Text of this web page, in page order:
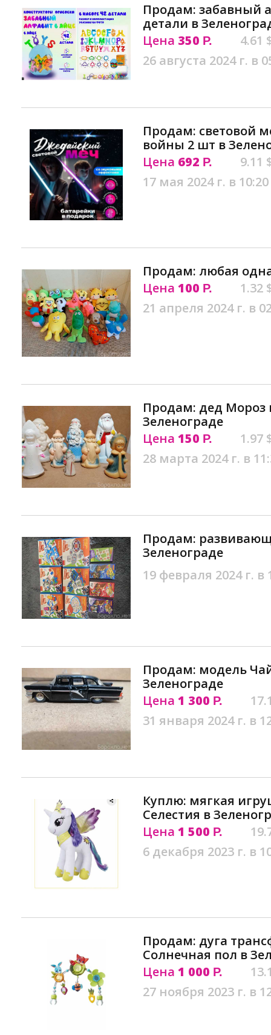
Продам: забавный
детали в
Цена 350 Р.
4.61
26 августа 2024 г. в
Продам: световой
войны 2 шт в
Цена 692 Р.
9.11
17 мая 2024 г. в 10:20
Продам: любая
Цена 100 Р.
1.32
21 апреля 2024 г. в
Продам: дед Мороз
Зеленограде
Цена 150 Р.
1.97
28 марта 2024 г. в
Продам:
Зеленограде
19 февраля 2024 г. в
Продам: модель
Зеленограде
Цена 1 300 Р.
31 января 2024 г. в
Куплю: мягкая
Селестия в
Цена 1 500 Р.
6 декабря 2023 г. в
Продам: дуга
Солнечная пол в
Цена 1 000 Р.
27 ноября 2023 г. в